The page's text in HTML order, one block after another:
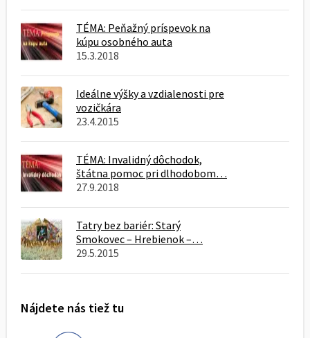
TÉMA: Peňažný príspevok na
kúpu osobného auta
15.3.2018
Ideálne výšky a vzdialenosti pre
vozičkára
23.4.2015
TÉMA: Invalidný dôchodok,
štátna pomoc pri dlhodobom…
27.9.2018
Tatry bez bariér: Starý
Smokovec – Hrebienok –…
29.5.2015
Nájdete nás tiež tu